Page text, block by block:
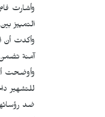
وأشارت
التمييز
وأكدت أن
آمنة تضمن
وأوضحت
للتشهير
ضد